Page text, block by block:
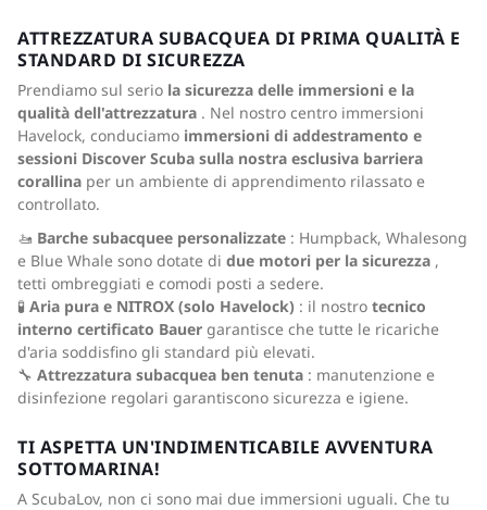
ATTREZZATURA SUBACQUEA DI PRIMA QUALITÀ E
STANDARD DI SICUREZZA
Prendiamo sul serio la sicurezza delle immersioni e la
qualità dell'attrezzatura . Nel nostro centro immersioni
Havelock, conduciamo immersioni di addestramento e
sessioni Discover Scuba sulla nostra esclusiva barriera
corallina per un ambiente di apprendimento rilassato e
controllato.
🚤 Barche subacquee personalizzate : Humpback, Whalesong
e Blue Whale sono dotate di due motori per la sicurezza ,
tetti ombreggiati e comodi posti a sedere.
🧪 Aria pura e NITROX (solo Havelock) : il nostro tecnico
interno certificato Bauer garantisce che tutte le ricariche
d'aria soddisfino gli standard più elevati.
🔧 Attrezzatura subacquea ben tenuta : manutenzione e
disinfezione regolari garantiscono sicurezza e igiene.
TI ASPETTA UN'INDIMENTICABILE AVVENTURA
SOTTOMARINA!
A ScubaLov, non ci sono mai due immersioni uguali. Che tu